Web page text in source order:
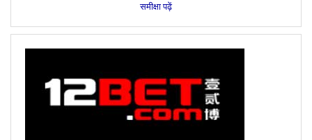
समीक्षा पढ़ें